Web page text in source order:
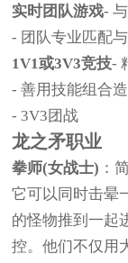
实时团队游戏-
- 团队专业匹配
1V1或3V3竞技-
- 善用技能组合
- 3V3团战
龙之矛职业
拳师(女战士) ：
它可以同时击晕
的怪物推到一起
控。他们不仅用